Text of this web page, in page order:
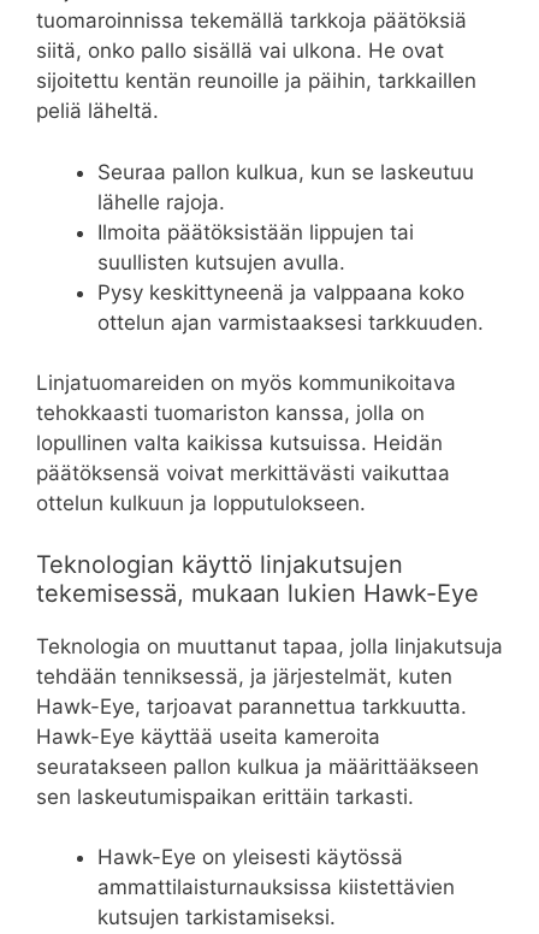
tuomaroinnissa tekemällä tarkkoja päätöksiä
siitä, onko pallo sisällä vai ulkona. He ovat
sijoitettu kentän reunoille ja päihin, tarkkaillen
peliä läheltä.
Seuraa pallon kulkua, kun se laskeutuu
lähelle rajoja.
Ilmoita päätöksistään lippujen tai
suullisten kutsujen avulla.
Pysy keskittyneenä ja valppaana koko
ottelun ajan varmistaaksesi tarkkuuden.
Linjatuomareiden on myös kommunikoitava
tehokkaasti tuomariston kanssa, jolla on
lopullinen valta kaikissa kutsuissa. Heidän
päätöksensä voivat merkittävästi vaikuttaa
ottelun kulkuun ja lopputulokseen.
Teknologian käyttö linjakutsujen
tekemisessä, mukaan lukien Hawk-Eye
Teknologia on muuttanut tapaa, jolla linjakutsuja
tehdään tenniksessä, ja järjestelmät, kuten
Hawk-Eye, tarjoavat parannettua tarkkuutta.
Hawk-Eye käyttää useita kameroita
seuratakseen pallon kulkua ja määrittääkseen
sen laskeutumispaikan erittäin tarkasti.
Hawk-Eye on yleisesti käytössä
ammattilaisturnauksissa kiistettävien
kutsujen tarkistamiseksi.